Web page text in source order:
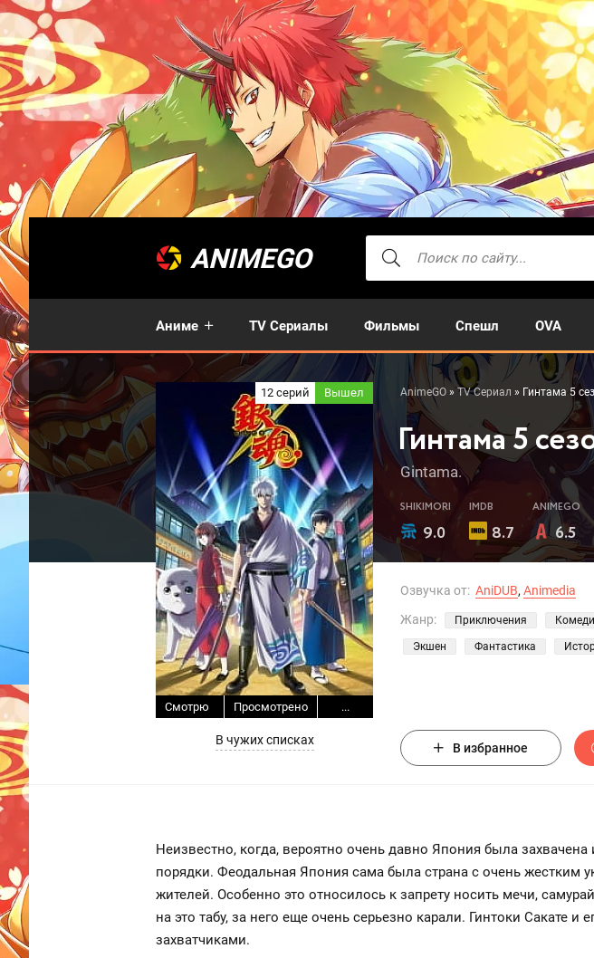
ANIMEGO
Аниме TV Сериалы Фильмы Спешл OVA
AnimeGO »TV Сериал » Гинтама 5
Гинтама 5
12 серий Вышел
Смотрю Просмотрено ...
В чужих списках
Gintama.
SHIKIMORI
9.0
IMDB
8.7
ANIMEGO
6.5
Озвучка от: AniDUB, Animedia
Жанр:
Приключения
Экшен Фантастика
В избранное
Неизвестно, когда, вероятно очень давно Япония была
порядки. Феодальная Япония сама была страна с очень жестким
жителей. Особенно это относилось к запрету носить мечи,
на это табу, за него еще очень серьезно карали. Гинтоки Сакате
захватчиками.